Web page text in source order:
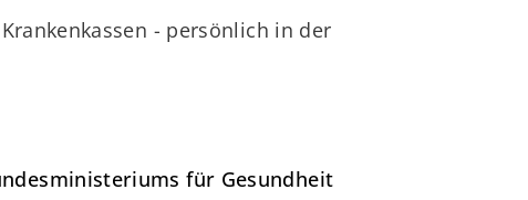
- persönlich in der
für Gesundheit